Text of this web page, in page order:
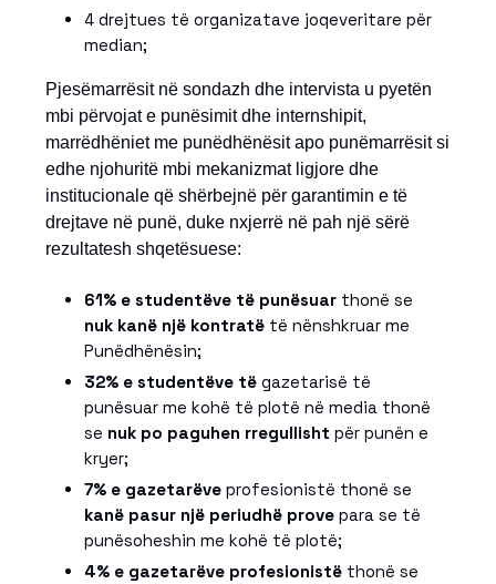
4 drejtues të organizatave joqeveritare për
median;
Pjesëmarrësit në sondazh dhe intervista u pyetën
mbi përvojat e punësimit dhe internshipit,
marrëdhëniet me punëdhënësit apo punëmarrësit si
edhe njohuritë mbi mekanizmat ligjore dhe
institucionale që shërbejnë për garantimin e të
drejtave në punë, duke nxjerrë në pah një sërë
rezultatesh shqetësuese:
61% e studentëve të punësuar thonë se
nuk kanë një kontratë të nënshkruar me
Punëdhënësin;
32% e studentëve të gazetarisë të
punësuar me kohë të plotë në media thonë
se nuk po paguhen rregullisht për punën e
kryer;
7% e gazetarëve profesionistë thonë se
kanë pasur një periudhë prove para se të
punësoheshin me kohë të plotë;
4% e gazetarëve profesionistë thonë se